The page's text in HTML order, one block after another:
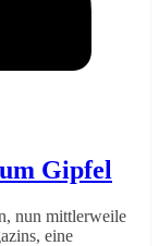
Gipfel
nun mittlerweile
eine